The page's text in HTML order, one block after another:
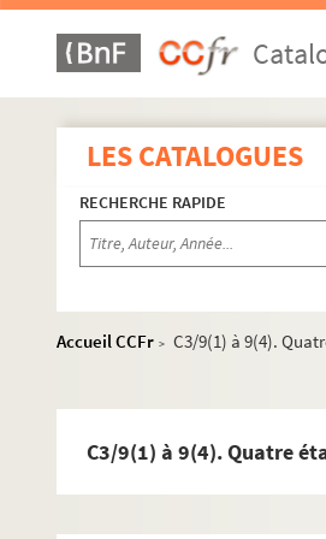
LES CATALOGUES
RECHERCHE RAPIDE
Accueil CCFr > C3/9(1) à 9(4).
C3/9(1) à 9(4). Quatre
Série A. Autographes de
AA. Copie manuscrite de la Vie